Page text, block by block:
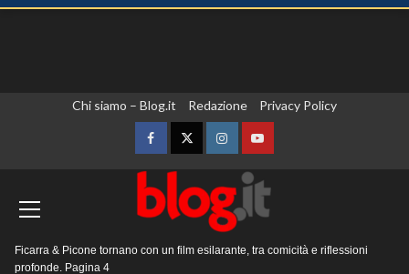
Chi siamo – Blog.it Redazione Privacy Policy
FacebookTwitterInstagramYouTube
principale
Ficarra & Picone tornano con un film esilarante, tra comicità e riflessioni
profonde. Pagina 4